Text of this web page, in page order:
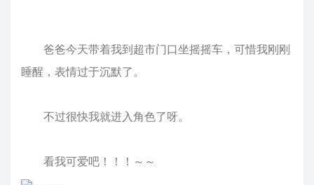
爸爸今天带着我到超市门口坐摇摇车，可惜我刚刚
睡醒，表情过于沉默了。
不过很快我就进入角色了呀。
看我可爱吧！！！～～